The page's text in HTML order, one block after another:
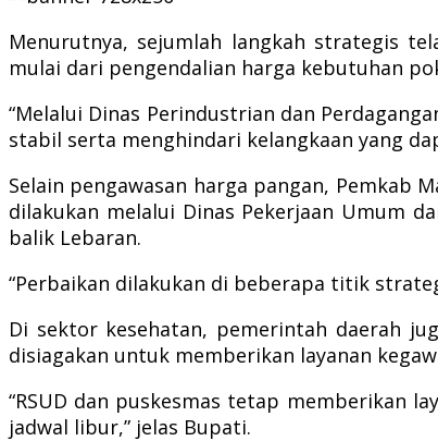
Menurutnya, sejumlah langkah strategis
mulai dari pengendalian harga kebutuhan
“Melalui Dinas Perindustrian dan
stabil serta menghindari kelangkaan yang
Selain pengawasan harga pangan, Pemkab
dilakukan melalui Dinas Pekerjaan Umum
balik Lebaran.
“Perbaikan dilakukan di beberapa titik
Di sektor kesehatan, pemerintah daerah
disiagakan untuk memberikan layanan
“RSUD dan puskesmas tetap memberikan
jadwal libur,” jelas Bupati.